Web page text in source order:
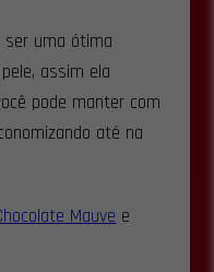
uma ótima
assim ela
pode manter com
até na
Mauve e